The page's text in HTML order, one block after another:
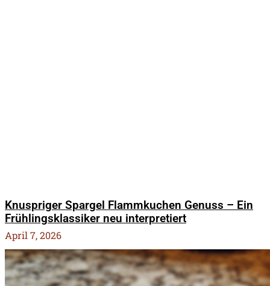
Knuspriger Spargel Flammkuchen Genuss – Ein
Frühlingsklassiker neu interpretiert
April 7, 2026